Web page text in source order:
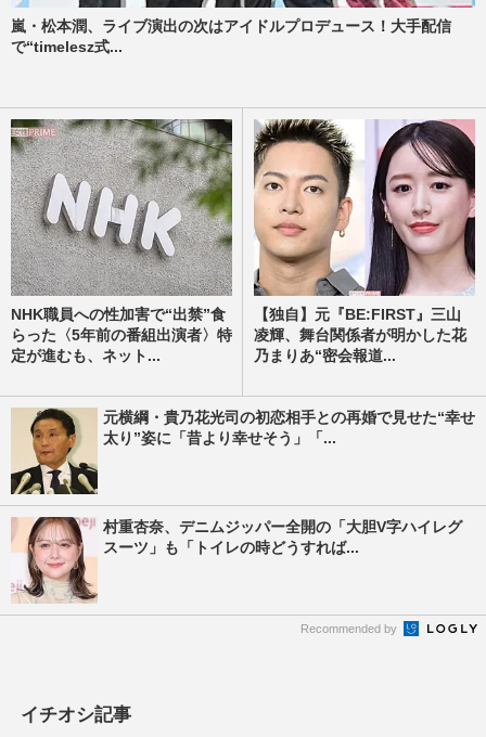
嵐・松本潤、ライブ演出の次はアイドルプロデュース！大手配信
で“timelesz式...
NHK職員への性加害で“出禁”食
らった〈5年前の番組出演者〉特
定が進むも、ネット...
【独自】元『BE:FIRST』三山
凌輝、舞台関係者が明かした花
乃まりあ“密会報道...
元横綱・貴乃花光司の初恋相手との再婚で見せた“幸せ
太り”姿に「昔より幸せそう」「...
村重杏奈、デニムジッパー全開の「大胆V字ハイレグ
スーツ」も「トイレの時どうすれば...
Recommended by
イチオシ記事